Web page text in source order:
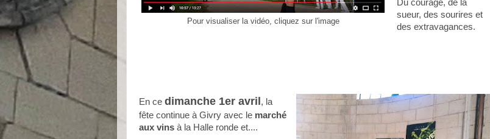
Pour visualiser la vidéo, cliquez sur l'image
Du courage, de la
sueur, des sourires et
des extravagances.
En ce dimanche 1er avril, la
fête continue à Givry avec le marché
aux vins à la Halle ronde et....